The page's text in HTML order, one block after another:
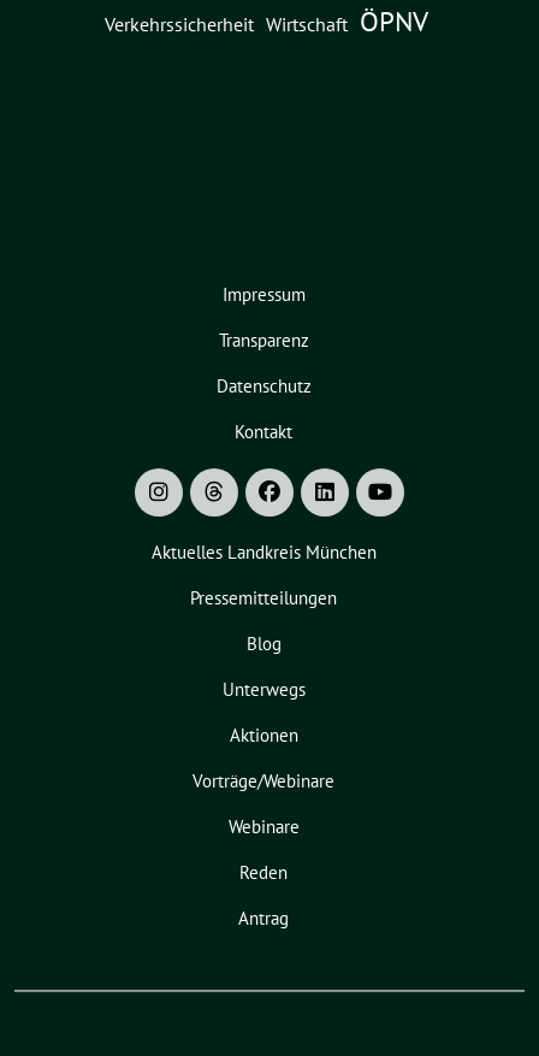
Verkehrssicherheit Wirtschaft ÖPNV
Impressum
Transparenz
Datenschutz
Kontakt
Aktuelles Landkreis München
Pressemitteilungen
Blog
Unterwegs
Aktionen
Vorträge/Webinare
Webinare
Reden
Antrag